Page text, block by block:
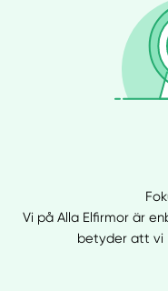
Vi på Alla Elfirmor är
betyder att vi